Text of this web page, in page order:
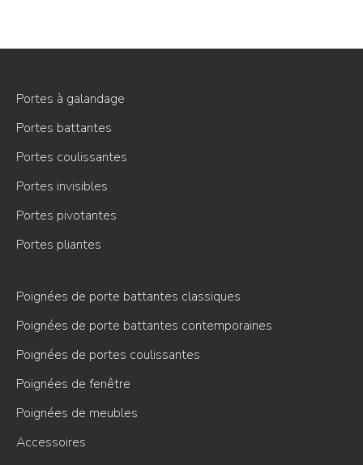
Portes à galandage
Portes battantes
Portes coulissantes
Portes invisibles
Portes pivotantes
Portes pliantes
Poignées de porte battantes classiques
Poignées de porte battantes contemporaines
Poignées de portes coulissantes
Poignées de fenêtre
Poignées de meubles
Accessoires